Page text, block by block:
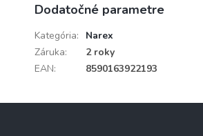
Dodatočné parametre
Kategória:
Narex
Záruka:
2 roky
EAN: 8590163922193